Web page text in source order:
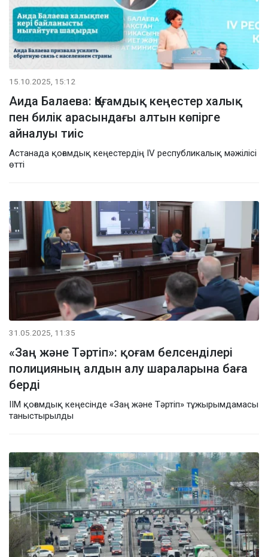
15.10.2025, 15:12
Аида Балаева: Қоғамдық кеңестер халық
пен билік арасындағы алтын көпірге
айналуы тиіс
Астанада қоғамдық кеңестердің IV республикалық мәжілісі
өтті
31.05.2025, 11:35
«Заң және Тәртіп»: қоғам белсенділері
полицияның алдын алу шараларына баға
берді
ІІМ қоғамдық кеңесінде «Заң және Тәртіп» тұжырымдамасы
таныстырылды